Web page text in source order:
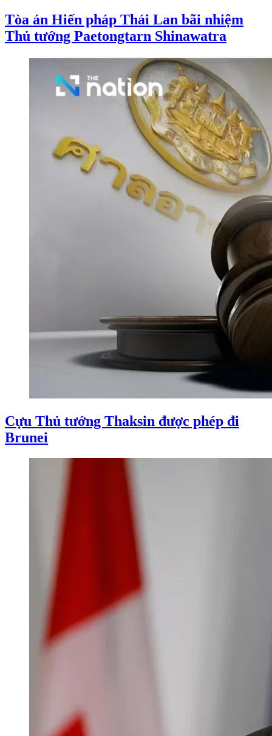
Tòa án Hiến pháp Thái Lan bãi nhiệm
Thủ tướng Paetongtarn Shinawatra
Cựu Thủ tướng Thaksin được phép đi
Brunei